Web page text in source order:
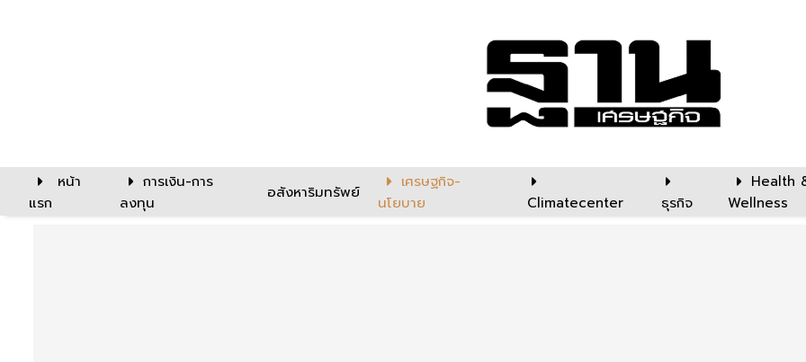
หน้า
แรก
การเงิน-การ
ลงทุน
อสังหาริมทรัพย์
เศรษฐกิจ-
นโยบาย
Climatecenter ธุรกิจ
Health
Wellness